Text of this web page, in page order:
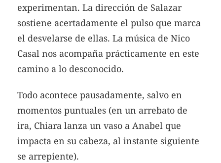
experimentan. La dirección de Salazar
sostiene acertadamente el pulso que marca
el desvelarse de ellas. La música de Nico
Casal nos acompaña prácticamente en este
camino a lo desconocido.
Todo acontece pausadamente, salvo en
momentos puntuales (en un arrebato de
ira, Chiara lanza un vaso a Anabel que
impacta en su cabeza, al instante siguiente
se arrepiente).